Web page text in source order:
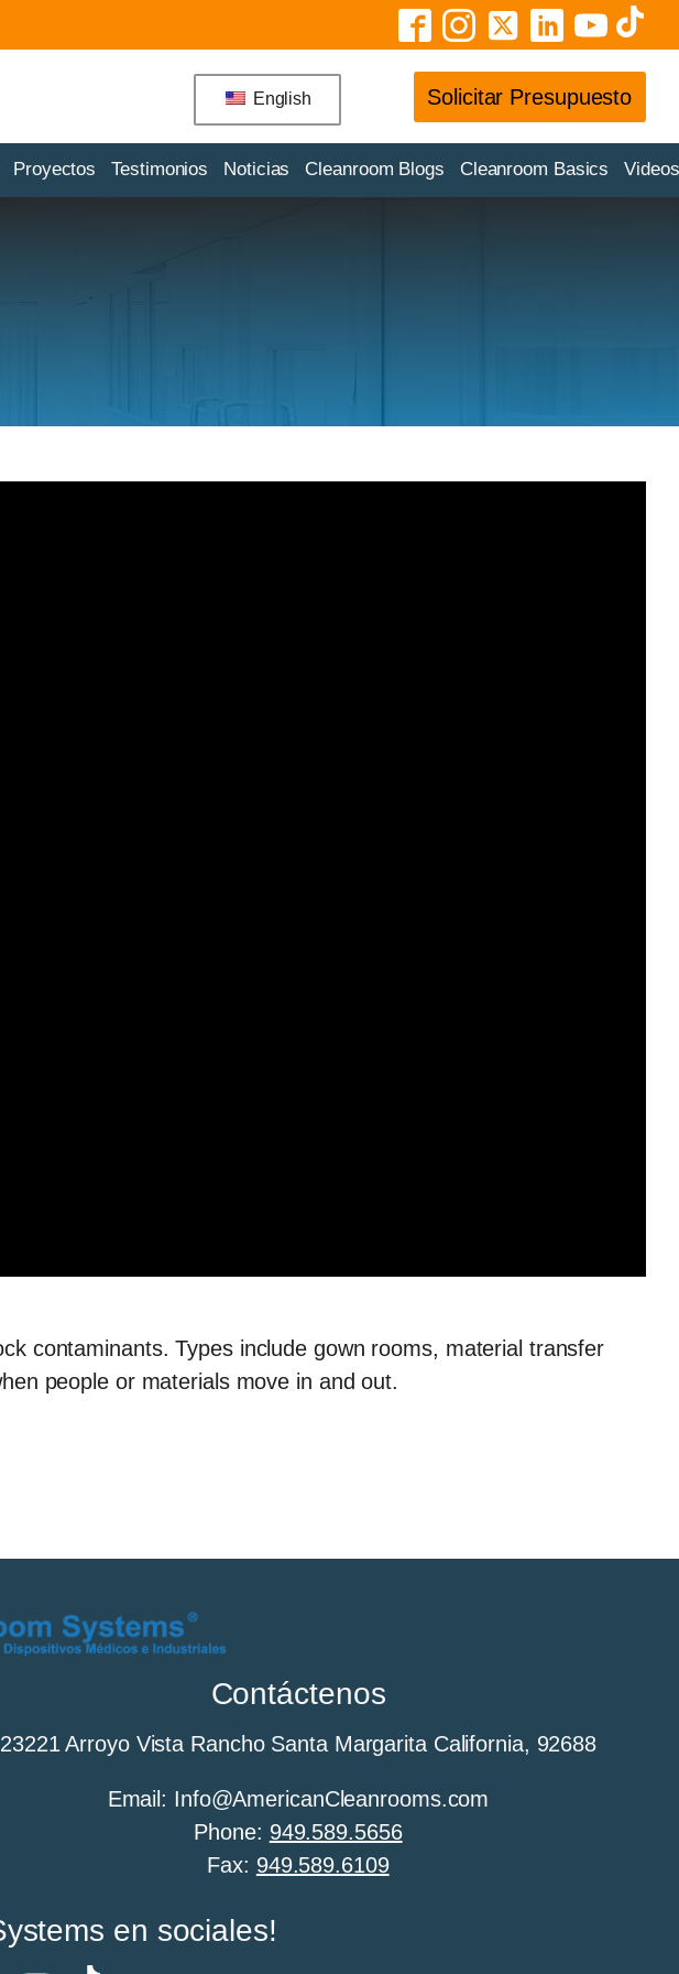
English Solicitar Presupuesto
Proyectos Testimonios Noticias Cleanroom Blogs Cleanroom Basics Videos
contaminants. Types include gown rooms, material transfer
people or materials move in and out.
Contáctenos
23221 Arroyo Vista Rancho Santa Margarita California, 92688
Email: Info@AmericanCleanrooms.com
Phone: 949.589.5656
Fax: 949.589.6109
en sociales!